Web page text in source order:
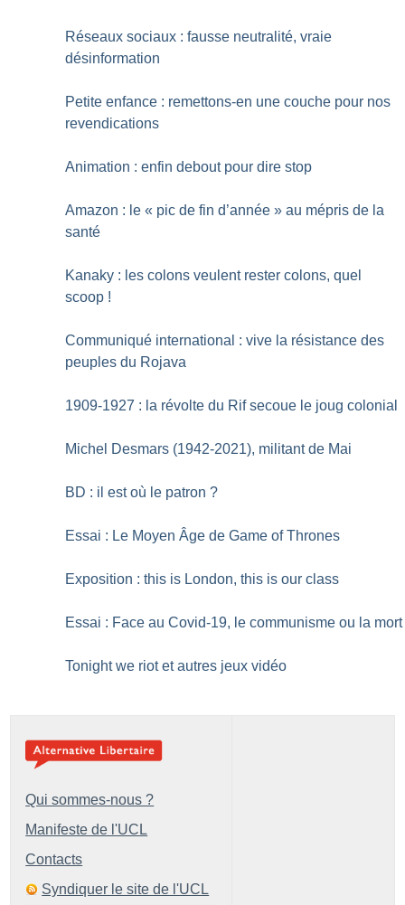
Réseaux sociaux : fausse neutralité, vraie
désinformation
Petite enfance : remettons-en une couche pour nos
revendications
Animation : enfin debout pour dire stop
Amazon : le « pic de fin d’année » au mépris de la
santé
Kanaky : les colons veulent rester colons, quel
scoop !
Communiqué international : vive la résistance des
peuples du Rojava
1909-1927 : la révolte du Rif secoue le joug colonial
Michel Desmars (1942-2021), militant de Mai
BD : il est où le patron ?
Essai : Le Moyen Âge de Game of Thrones
Exposition : this is London, this is our class
Essai : Face au Covid-19, le communisme ou la mort
Tonight we riot et autres jeux vidéo
Qui sommes-nous ?
Manifeste de l'UCL
Contacts
Syndiquer le site de l'UCL